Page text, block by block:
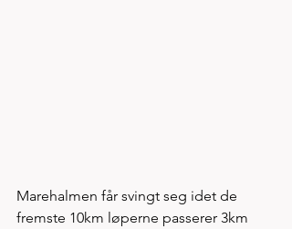
Marehalmen får svingt seg idet de
fremste 10km løperne passerer 3km